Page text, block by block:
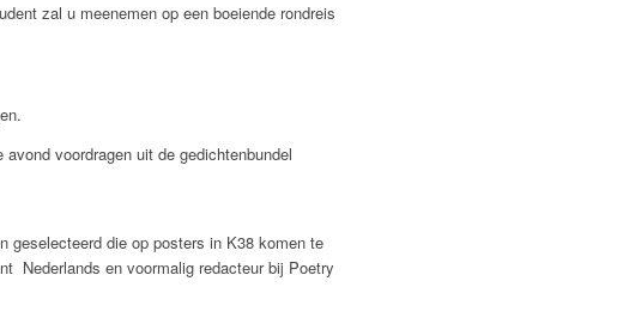
zal u meenemen op een boeiende rondreis
voordragen uit de gedichtenbundel
geselecteerd die op posters in K38 komen te
Nederlands en voormalig redacteur bij Poetry